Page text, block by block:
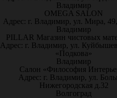
Владимир
OMEGA SALON
Адрес: г. Владимир, ул. Мира,
Владимир
PILLAR Магазин чистовых
Адрес: г. Владимир, ул.
«Подкова»
Владимир
Салон «Философия
Адрес: г. Владимир, ул.
Нижегородская д.32
Волгоград